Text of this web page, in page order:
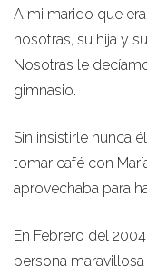
A mi marido que
nosotras, su hija y
Nosotras le
gimnasio.
Sin insistirle nunca
tomar café con
aprovechaba para
En Febrero del
persona